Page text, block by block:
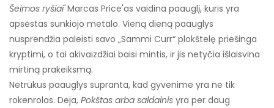
Šeimos ryšiai'Marcas Price'as vaidina paauglį, kuris yra
apsėstas sunkiojo metalo. Vieną dieną paauglys
nusprendžia paleisti savo „Sammi Curr“ plokštelę priešinga
kryptimi, o tai akivaizdžiai baisi mintis, ir jis netyčia išlaisvina
mirtiną prakeiksmą.
Netrukus paauglys supranta, kad gyvenime yra ne tik
rokenrolas. Deja, Pokštas arba saldainis yra per daug